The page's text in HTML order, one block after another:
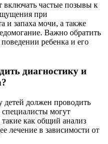
частые позывы к
при
и запаха мочи, а также
Важно обратить
ребенка и его
диагностику и
детей должен проводить
могут
как общий анализ
лечение в зависимости от